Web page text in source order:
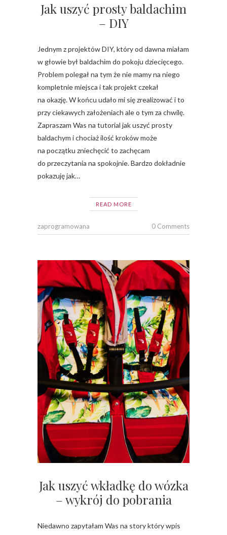
Jak uszyć prosty baldachim
– DIY
Jednym z projektów DIY, który od dawna miałam
w głowie był baldachim do pokoju dziecięcego.
Problem polegał na tym że nie mamy na niego
kompletnie miejsca i tak projekt czekał
na okazję. W końcu udało mi się zrealizować i to
przy ciekawych założeniach ale o tym za chwilę.
Zapraszam Was na tutorial jak uszyć prosty
baldachym i chociaż ilość kroków może
na początku zniechęcić to zachęcam
do przeczytania na spokojnie. Bardzo dokładnie
pokazuję jak…
READ MORE
zaprogramowana 0 Comments
Jak uszyć wkładkę do wózka
– wykrój do pobrania
Niedawno zapytałam Was na story który wpis